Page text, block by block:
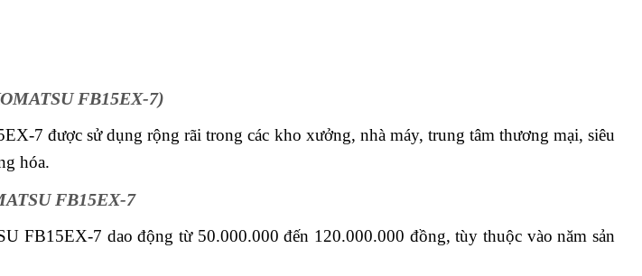
FB15EX-7)
7 được sử dụng rộng rãi trong các kho xưởng, nhà máy, trung tâm thương mại, siêu
hóa.
FB15EX-7
FB15EX-7 dao động từ 50.000.000 đến 120.000.000 đồng, tùy thuộc vào năm sản